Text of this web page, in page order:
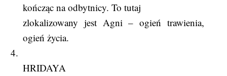
kończąc na odbytnicy. To tutaj
zlokalizowany jest Agni – ogień trawienia,
ogień życia.
4.
HRIDAYA